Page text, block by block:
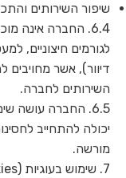
שיפור השירותים
6.4. החברה אינה
לגורמים חיצוניים,
דיוור), אשר
השירותים לחברה.
6.5. החברה עושה
יכולה להתחייב
מורשה.
7. שימוש בעוגיות (Cookies)